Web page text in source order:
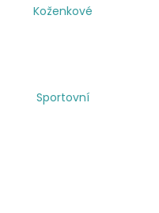
Koženkové
Sportovní